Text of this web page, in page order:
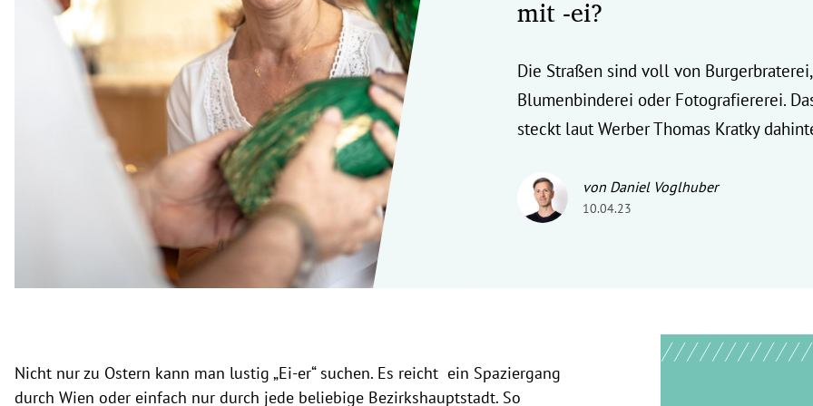
Untermenü
Untermenü
mit -ei?
Die Straßen sind voll von Burgerbraterei,
Blumenbinderei oder Fotografiererei.
steckt laut Werber Thomas Kratky
von Daniel Voglhuber
10.04.23
Nicht nur zu Ostern kann man lustig „Ei-er“ suchen. Es reicht ein Spaziergang
durch Wien oder einfach nur durch jede beliebige Bezirkshauptstadt. So